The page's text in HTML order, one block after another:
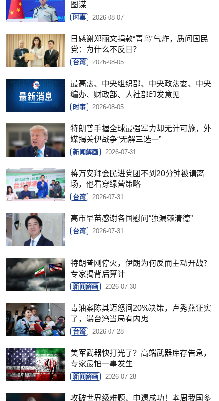
图谋
时事 2026-08-07
日感谢郑丽文捐款“青鸟”气炸，质问国民
党：为什么不反日？
台湾 2026-08-05
最高法、中央组织部、中央政法委、中央
编办、财政部、人社部印发意见
时事 2026-08-05
特朗普手握全球最强军力却无计可施，外
媒揭美伊战争“无解三选一”
新闻解画 2026-07-31
蒋万安拜会民进党团不到20分钟被请离
场，他看穿绿营策略
台湾 2026-07-31
高市早苗感谢各国慰问“独漏赖清德”
台湾 2026-07-31
特朗普刚停火，伊朗为何反而主动开战？
专家揭背后算计
新闻解画 2026-07-30
毒油案陈其迈怒问20%决策，卢秀燕证实
了，曝台湾当局有内鬼
台湾 2026-07-28
美军武器快打光了？高端武器库存告急，
专家最怕一事发生
新闻解画 2026-07-28
攻破世界级难题、申遗成功！本周我国多